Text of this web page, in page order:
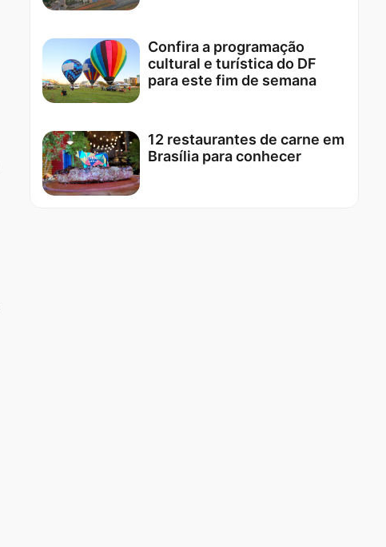
Confira a programação
cultural e turística do DF
para este fim de semana
12 restaurantes de carne em
Brasília para conhecer